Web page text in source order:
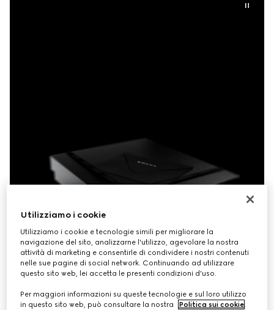
Utilizziamo i cookie
Utilizziamo i cookie e tecnologie simili per migliorare la
navigazione del sito, analizzarne l'utilizzo, agevolare la nostra
attività di marketing e consentirle di condividere i nostri contenuti
nelle sue pagine di social network. Continuando ad utilizzare
questo sito web, lei accetta le presenti condizioni d'uso.
Per maggiori informazioni su queste tecnologie e sul loro utilizzo
in questo sito web, può consultare la nostra
Politica sui cookie.